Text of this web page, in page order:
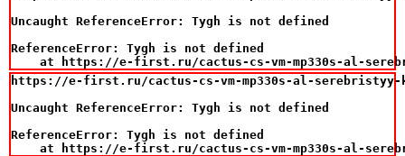
Uncaught ReferenceError: Tygh is not defined
ReferenceError: Tygh is not defined
at https://e-first.ru/cactus-cs-vm-mp330s-al-
https://e-first.ru/cactus-cs-vm-mp330s-al-serebristyy-
Uncaught ReferenceError: Tygh is not defined
ReferenceError: Tygh is not defined
at https://e-first.ru/cactus-cs-vm-mp330s-al-